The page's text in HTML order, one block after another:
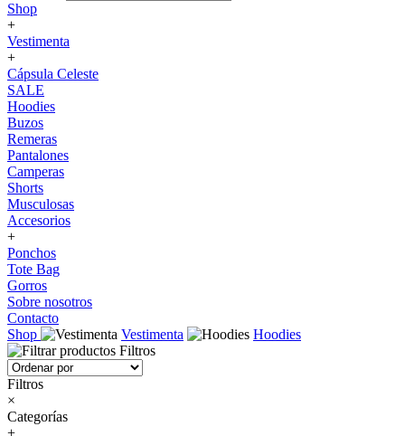
Shop
+
Vestimenta
+
Cápsula Celeste
SALE
Hoodies
Buzos
Remeras
Pantalones
Camperas
Shorts
Musculosas
Accesorios
+
Ponchos
Tote Bag
Gorros
Sobre nosotros
Contacto
Shop
Vestimenta
Hoodies
Filtros
Filtros
×
Categorías
+